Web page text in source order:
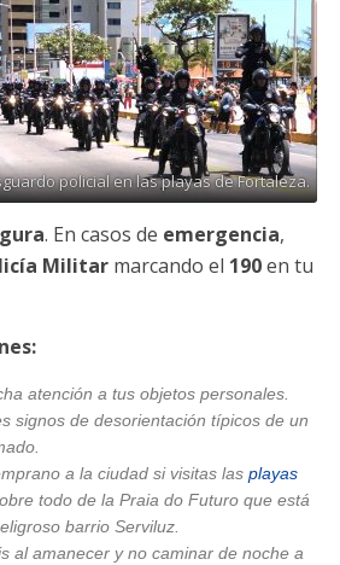
policial en las playas de Fortaleza.
. En casos de emergencia,
Militar marcando el 190en tu
atención a tus objetos personales.
signos de desorientación típicos de un
a la ciudad si visitas las playas
todo de la Praia do Futuro que está
barrio Serviluz.
al amanecer y no caminar de noche a